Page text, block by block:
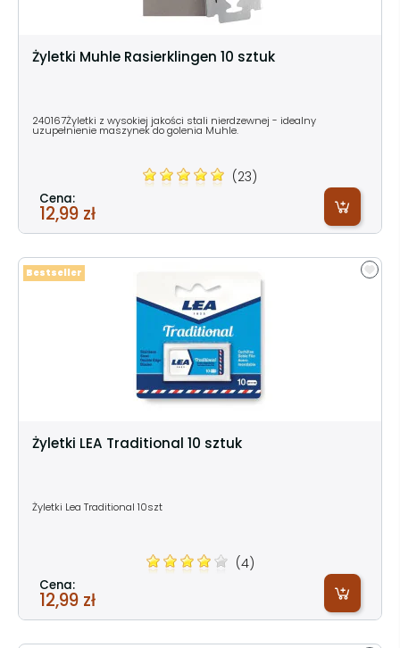
Żyletki Muhle Rasierklingen 10 sztuk
240167Żyletki z wysokiej jakości stali nierdzewnej - idealny
uzupełnienie maszynek do golenia Muhle.
(23)
Cena:
12,99 zł
Żyletki LEA Traditional 10 sztuk
Żyletki Lea Traditional 10szt
(4)
Cena:
12,99 zł
Bestseller